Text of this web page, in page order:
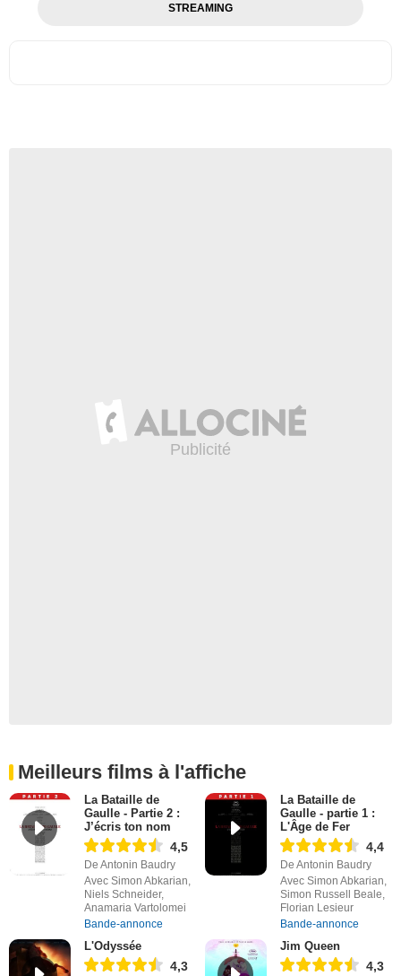
STREAMING
Meilleurs films à l'affiche
La Bataille de
Gaulle - Partie 2 :
J’écris ton nom
4,5
De Antonin Baudry
Avec Simon Abkarian,
Niels Schneider,
Anamaria Vartolomei
Bande-annonce
La Bataille de
Gaulle - partie 1 :
L'Âge de Fer
4,4
De Antonin Baudry
Avec Simon Abkarian,
Simon Russell Beale,
Florian Lesieur
Bande-annonce
L'Odyssée
4,3
Jim Queen
4,3